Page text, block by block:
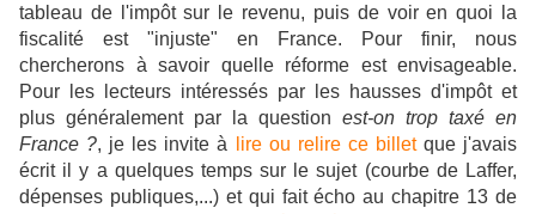
tableau de l'impôt sur le revenu, puis de voir en quoi la
fiscalité est "injuste" en France. Pour finir, nous
chercherons à savoir quelle réforme est envisageable.
Pour les lecteurs intéressés par les hausses d'impôt et
plus généralement par la question est-on trop taxé en
France ?, je les invite à lire ou relire ce billetque j'avais
écrit il y a quelques temps sur le sujet (courbe de Laffer,
dépenses publiques,...) et qui fait écho au chapitre 13 de